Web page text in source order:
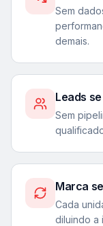
Sem
demais.
Leads
Sem
Marca
Cada
diluindo a